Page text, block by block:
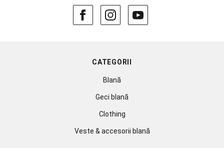
CATEGORII
Blană
Geci blană
Clothing
Veste & accesorii blană